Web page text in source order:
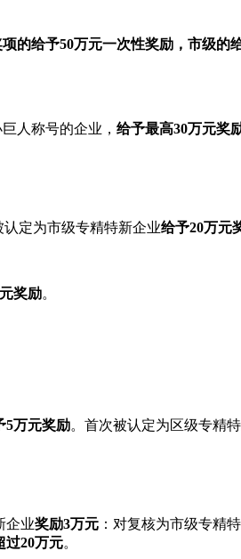
的给予50万元一次性奖励，市级的
人称号的企业， 给予最高30万元奖
认定为市级专精特新企业给予20万元
奖励。
5万元奖励。首次被认定为区级专精
企业奖励3万元 ：对复核为市级专精
过20万元。